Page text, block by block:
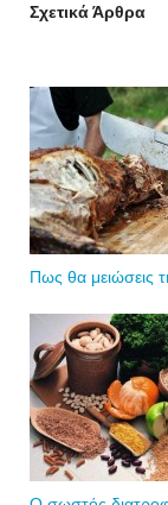
Σχετικά Άρθρα
Πως θα μειώσεις